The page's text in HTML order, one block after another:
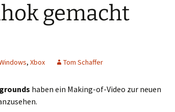
gemacht
, Xbox Tom Schaffer
haben ein Making-of-Video zur neuen